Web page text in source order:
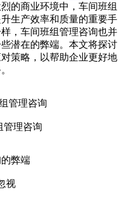
的商业环境中，车间班组
生产效率和质量的重要手
，车间班组管理咨询也并
潜在的弊端。本文将探讨
策略，以帮助企业更好地
理咨询
弊端
视